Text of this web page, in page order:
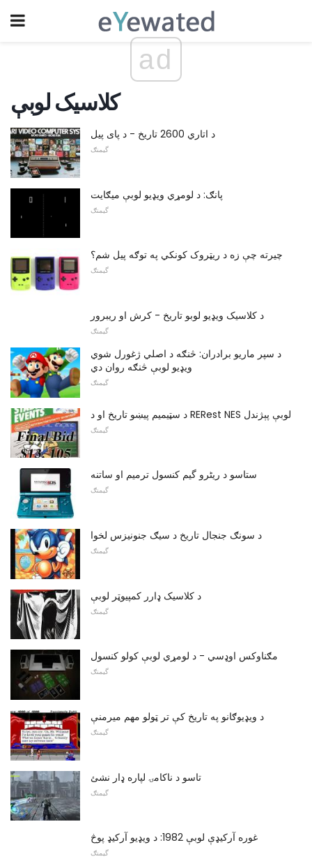
ad
کلاسیک لوبې
د اتاري 2600 تاریخ - د پای پیل
گیمنګ
پانګ: د لومړي ویډیو لوبې میګایت
گیمنګ
چیرته چې زه د ریټروک کونکي په توګه پیل شم؟
گیمنګ
د کلاسیک ویډیو لوبو تاریخ - کرش او ریبرور
گیمنګ
د سپر ماریو برادران: څنګه د اصلي ژغورل شوي
ویډیو لوبې څنګه روان دي
گیمنګ
د سټیمیم پیښو تاریخ او د RERest NES لوبې پېژندل
گیمنګ
ستاسو د ریٹرو گیم کنسول ترمیم او ساتنه
گیمنګ
د سونګ جنجال تاریخ د سیګ جنونیزس لخوا
گیمنګ
د کلاسیک ډارر کمپیوټر لوبې
گیمنګ
مګناوکس اوډسي - د لومړي لوبې کولو کنسول
گیمنګ
د ویډیوګانو په تاریخ کې تر ټولو مهم میرمنې
گیمنګ
تاسو د ناکامۍ لپاره ډار نشئ
گیمنګ
غوره آرکیډې لوبې 1982: د ویډیو آرکیډ پوڅ
گیمنګ